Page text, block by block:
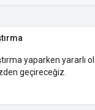
yaparken yararlı
geçireceğiz.